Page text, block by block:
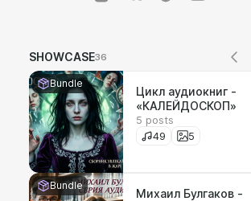
SHOWCASE36
Bundle
Цикл аудиокниг -
«КАЛЕЙДОСКОП»
5 posts
49
5
Bundle
Михаил Булгаков -